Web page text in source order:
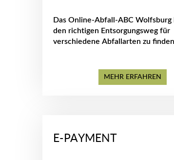
Das Online-Abfall-ABC
den richtigen Entsorgungsweg für
verschiedene Abfallarten zu finden
MEHR ERFAHREN
E-PAYMENT